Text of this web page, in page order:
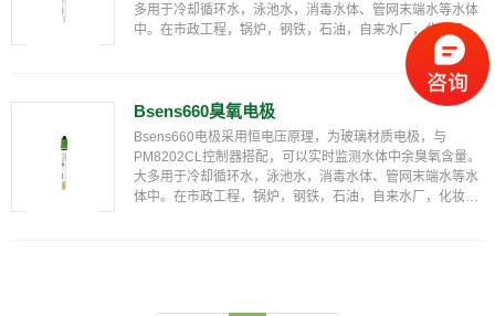
多用于冷却循环水，泳池水，消毒水体、管网末端水等水体
中。在市政工程，锅炉，钢铁，石油，自来水厂，化妆品
Bsens660臭氧电极
Bsens660电极采用恒电压原理，为玻璃材质电极，与
PM8202CL控制器搭配，可以实时监测水体中余臭氧含量。
大多用于冷却循环水，泳池水，消毒水体、管网末端水等水
体中。在市政工程，锅炉，钢铁，石油，自来水厂，化妆品